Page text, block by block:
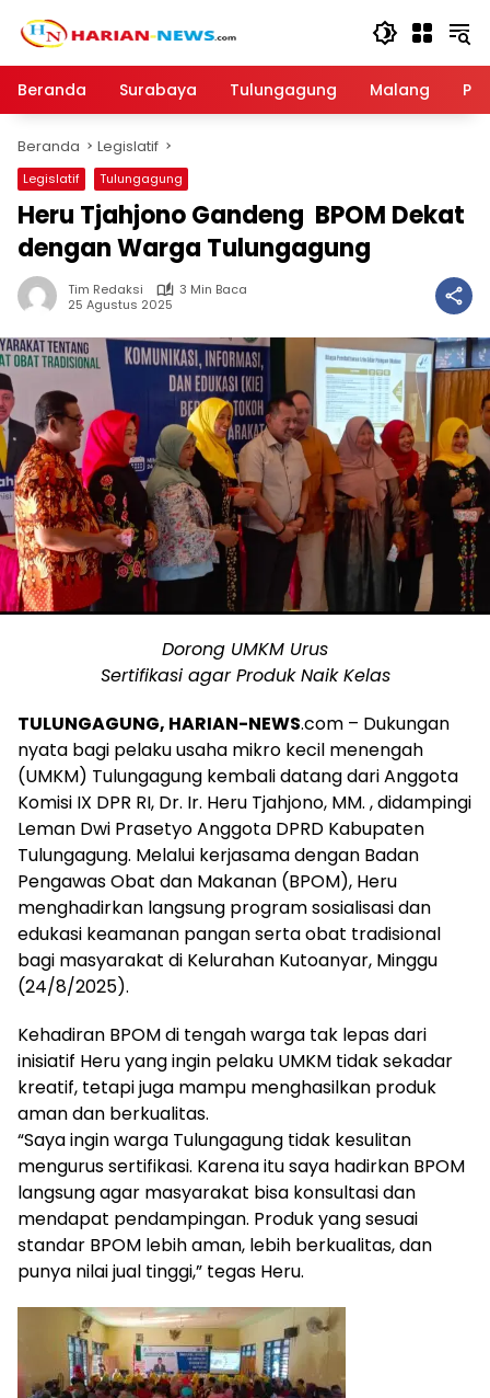
Beranda
Surabaya Tulungagung Malang
Beranda Legislatif
Legislatif Tulungagung
Heru Tjahjono Gandeng BPOM Dekat
dengan Warga Tulungagung
Tim Redaksi
3 Min Baca
25 Agustus 2025
Dorong UMKM Urus
Sertifikasi agar Produk Naik Kelas
TULUNGAGUNG, HARIAN-NEWS.com – Dukungan
nyata bagi pelaku usaha mikro kecil menengah
(UMKM) Tulungagung kembali datang dari Anggota
Komisi IX DPR RI, Dr. Ir. Heru Tjahjono, MM. , didampingi
Leman Dwi Prasetyo Anggota DPRD Kabupaten
Tulungagung. Melalui kerjasama dengan Badan
Pengawas Obat dan Makanan (BPOM), Heru
menghadirkan langsung program sosialisasi dan
edukasi keamanan pangan serta obat tradisional
bagi masyarakat di Kelurahan Kutoanyar, Minggu
(24/8/2025).
Kehadiran BPOM di tengah warga tak lepas dari
inisiatif Heru yang ingin pelaku UMKM tidak sekadar
kreatif, tetapi juga mampu menghasilkan produk
aman dan berkualitas.
“Saya ingin warga Tulungagung tidak kesulitan
mengurus sertifikasi. Karena itu saya hadirkan BPOM
langsung agar masyarakat bisa konsultasi dan
mendapat pendampingan. Produk yang sesuai
standar BPOM lebih aman, lebih berkualitas, dan
punya nilai jual tinggi,” tegas Heru.